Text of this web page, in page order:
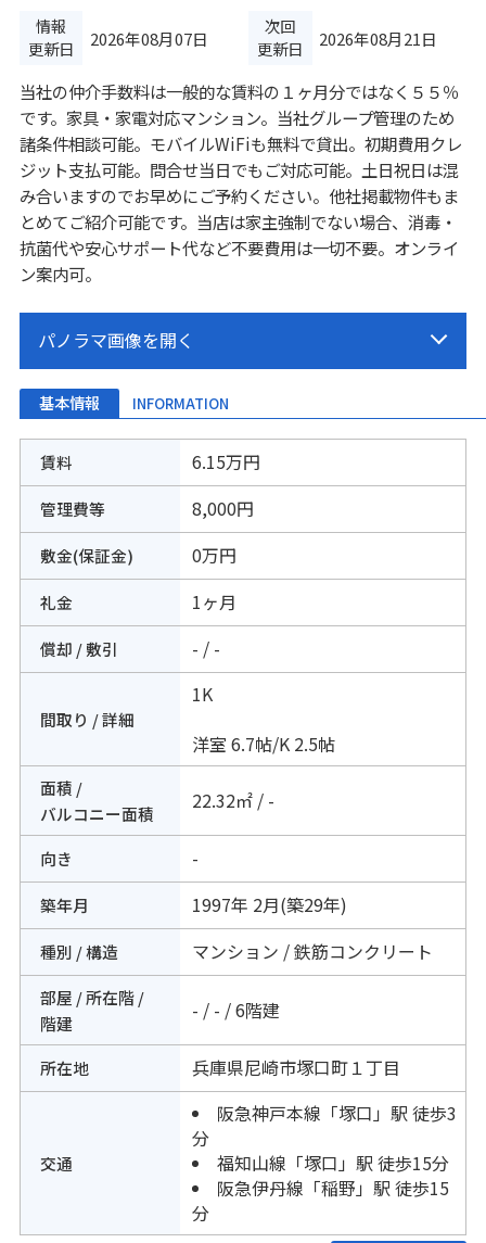
情報
更新日
2026年08月07日
次回
更新日
2026年08月21日
当社の仲介手数料は一般的な賃料の１ヶ月分ではなく５５％
です。家具・家電対応マンション。当社グループ管理のため
諸条件相談可能。モバイルWiFiも無料で貸出。初期費用クレ
ジット支払可能。問合せ当日でもご対応可能。土日祝日は混
み合いますのでお早めにご予約ください。他社掲載物件もま
とめてご紹介可能です。当店は家主強制でない場合、消毒・
抗菌代や安心サポート代など不要費用は一切不要。オンライ
ン案内可。
基本情報 INFORMATION
賃料 6.15万円
管理費等 8,000円
敷金(保証金) 0万円
礼金 1ヶ月
償却 / 敷引 - / -
間取り / 詳細
1K
洋室 6.7帖/K 2.5帖
面積 /
バルコニー面積
22.32㎡ / -
向き -
築年月 1997年 2月(築29年)
種別 / 構造 マンション / 鉄筋コンクリート
部屋 / 所在階 /
階建
- / - / 6階建
所在地 兵庫県尼崎市塚口町１丁目
交通
阪急神戸本線 「塚口 」駅 徒歩3
分
福知山線 「塚口 」駅 徒歩15分
阪急伊丹線 「稲野 」駅 徒歩15
分